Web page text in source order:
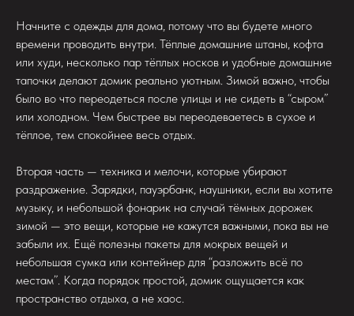
Начните с одежды для дома, потому что вы будете много
времени проводить внутри. Тёплые домашние штаны, кофта
или худи, несколько пар тёплых носков и удобные домашние
тапочки делают домик реально уютным. Зимой важно, чтобы
было во что переодеться после улицы и не сидеть в “сыром”
или холодном. Чем быстрее вы переодеваетесь в сухое и
тёплое, тем спокойнее весь отдых.
Вторая часть — техника и мелочи, которые убирают
раздражение. Зарядки, пауэрбанк, наушники, если вы хотите
музыку, и небольшой фонарик на случай тёмных дорожек
зимой — это вещи, которые не кажутся важными, пока вы не
забыли их. Ещё полезны пакеты для мокрых вещей и
небольшая сумка или контейнер для “разложить всё по
местам”. Когда порядок простой, домик ощущается как
пространство отдыха, а не хаос.